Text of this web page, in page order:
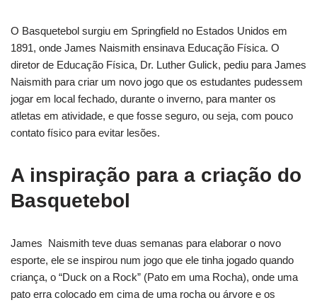
O Basquetebol surgiu em Springfield no Estados Unidos em
1891, onde James Naismith ensinava Educação Física. O
diretor de Educação Física, Dr. Luther Gulick, pediu para James
Naismith para criar um novo jogo que os estudantes pudessem
jogar em local fechado, durante o inverno, para manter os
atletas em atividade, e que fosse seguro, ou seja, com pouco
contato físico para evitar lesões.
A inspiração para a criação do
Basquetebol
James Naismith teve duas semanas para elaborar o novo
esporte, ele se inspirou num jogo que ele tinha jogado quando
criança, o “Duck on a Rock” (Pato em uma Rocha), onde uma
pato erra colocado em cima de uma rocha ou árvore e os